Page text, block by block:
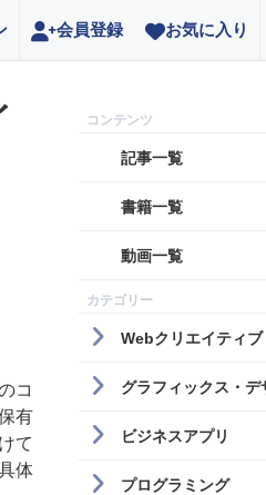
会員登録 お気に入り
コ
有
て
体
記事一覧
書籍一覧
動画一覧
Webクリエイティ
グラフィックス・デ
ビジネスアプリ
プログラミング